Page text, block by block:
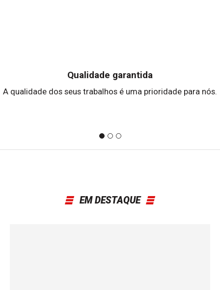
Qualidade garantida
A qualidade dos seus trabalhos é uma prioridade para nós.
EM DESTAQUE